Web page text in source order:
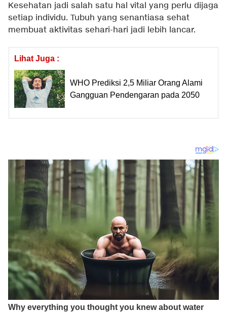
Kesehatan jadi salah satu hal vital yang perlu dijaga
setiap individu. Tubuh yang senantiasa sehat
membuat aktivitas sehari-hari jadi lebih lancar.
Lihat Juga :
WHO Prediksi 2,5 Miliar Orang Alami
Gangguan Pendengaran pada 2050